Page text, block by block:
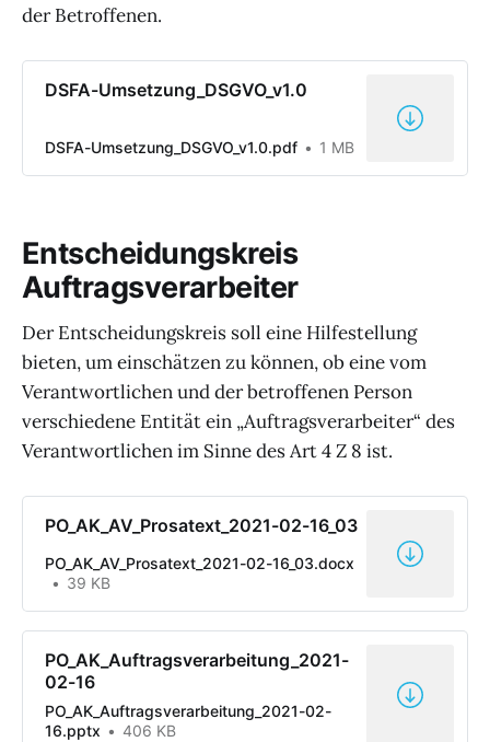
der Betroffenen.
DSFA-Umsetzung_DSGVO_v1.0
DSFA-Umsetzung_DSGVO_v1.0.pdf 1 MB
Entscheidungskreis
Auftragsverarbeiter
Der Entscheidungskreis soll eine Hilfestellung
bieten, um einschätzen zu können, ob eine vom
Verantwortlichen und der betroffenen Person
verschiedene Entität ein „Auftragsverarbeiter“ des
Verantwortlichen im Sinne des Art 4 Z 8 ist.
PO_AK_AV_Prosatext_2021-02-16_03
PO_AK_AV_Prosatext_2021-02-16_03.docx
39 KB
PO_AK_Auftragsverarbeitung_2021-
02-16
PO_AK_Auftragsverarbeitung_2021-02-
16.pptx
406 KB